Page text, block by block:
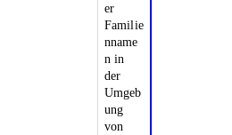
er
Familie
nname
n in
der
Umgeb
ung
von